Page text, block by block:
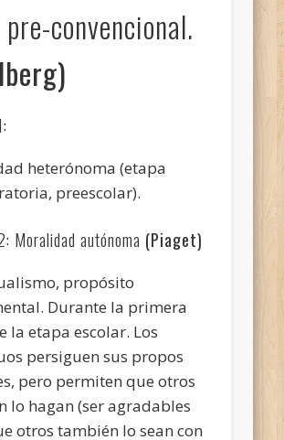
convencional.
heterónoma (etapa
preescolar).
Moralidad autónoma (Piaget)
propósito
Durante la primera
la etapa escolar. Los
persiguen sus propos
pero permiten que otros
lo hagan (ser agradables
otros también lo sean con